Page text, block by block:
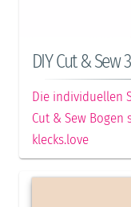
DIY Cut & Sew
Die individuellen
Cut & Sew
klecks.love